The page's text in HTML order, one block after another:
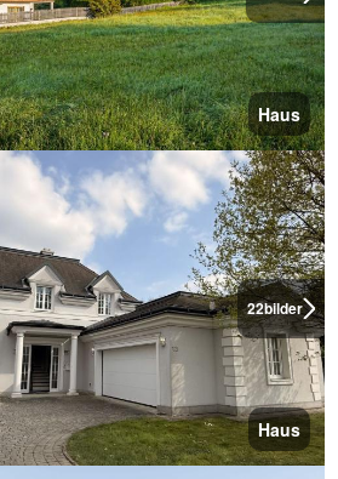
Haus
22bilder
Haus